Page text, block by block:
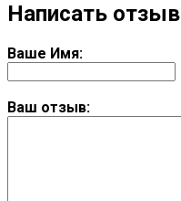
Написать отзыв
Ваше Имя:
Ваш отзыв: